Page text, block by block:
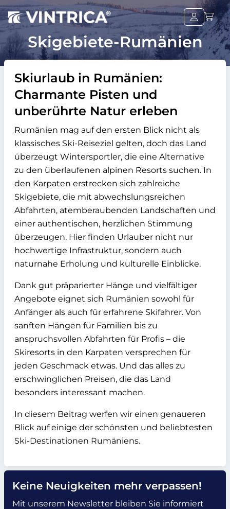
Skigebiete-Rumänien
Skiurlaub in Rumänien:
Charmante Pisten und
unberührte Natur erleben
Rumänien mag auf den ersten Blick nicht als
klassisches Ski-Reiseziel gelten, doch das Land
überzeugt Wintersportler, die eine Alternative
zu den überlaufenen alpinen Resorts suchen. In
den Karpaten erstrecken sich zahlreiche
Skigebiete, die mit abwechslungsreichen
Abfahrten, atemberaubenden Landschaften und
einer authentischen, herzlichen Stimmung
überzeugen. Hier finden Urlauber nicht nur
hochwertige Infrastruktur, sondern auch
naturnahe Erholung und kulturelle Einblicke.
Dank gut präparierter Hänge und vielfältiger
Angebote eignet sich Rumänien sowohl für
Anfänger als auch für erfahrene Skifahrer. Von
sanften Hängen für Familien bis zu
anspruchsvollen Abfahrten für Profis – die
Skiresorts in den Karpaten versprechen für
jeden Geschmack etwas. Und das alles zu
erschwinglichen Preisen, die das Land
besonders interessant machen.
In diesem Beitrag werfen wir einen genaueren
Blick auf einige der schönsten und beliebtesten
Ski-Destinationen Rumäniens.
Keine Neuigkeiten mehr verpassen!
Mit unserem Newsletter bleiben Sie informiert